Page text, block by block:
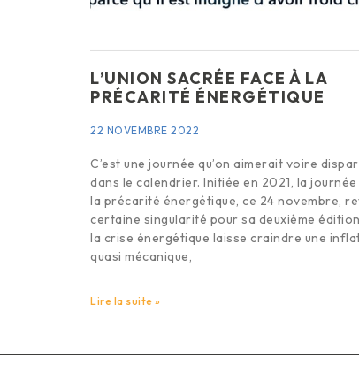
L’UNION SACRÉE FACE À LA
PRÉCARITÉ ÉNERGÉTIQUE
22 NOVEMBRE 2022
C’est une journée qu’on aimerait voire
dans le calendrier. Initiée en 2021, la
la précarité énergétique, ce 24 novembre,
certaine singularité pour sa deuxième
la crise énergétique laisse craindre une
quasi mécanique,
Lire la suite »